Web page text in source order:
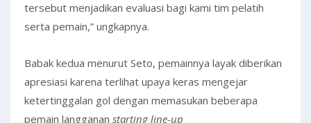
tersebut menjadikan evaluasi bagi kami tim pelatih
serta pemain,” ungkapnya.
Babak kedua menurut Seto, pemainnya layak diberikan
apresiasi karena terlihat upaya keras mengejar
ketertinggalan gol dengan memasukan beberapa
pemain langganan starting line-up